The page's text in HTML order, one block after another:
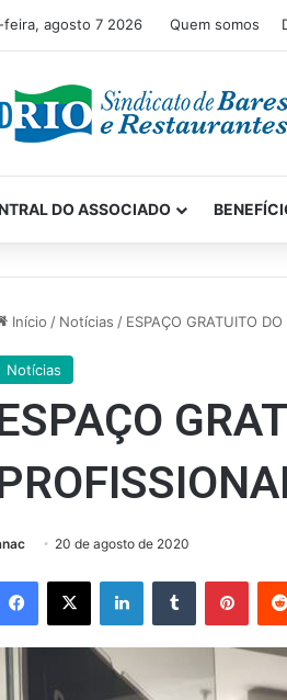
agosto 7 2026 Quem somos
DO ASSOCIADO
Início / Notícias / ESPAÇO GRATUITO
Notícias
20 de agosto de 2020
Facebook
X LinkedinTumblr